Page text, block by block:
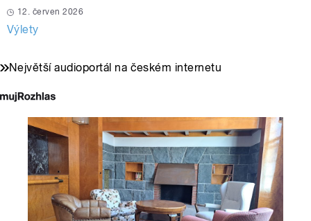
12. červen 2026
Výlety
Největší audioportál na českém internetu